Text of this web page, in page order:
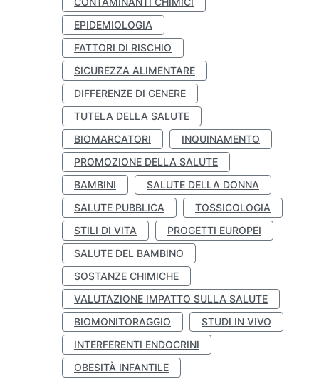
EPIDEMIOLOGIA
FATTORI DI RISCHIO
SICUREZZA ALIMENTARE
DIFFERENZE DI GENERE
TUTELA DELLA SALUTE
BIOMARCATORI
INQUINAMENTO
PROMOZIONE DELLA SALUTE
BAMBINI
SALUTE DELLA DONNA
SALUTE PUBBLICA
TOSSICOLOGIA
STILI DI VITA
PROGETTI EUROPEI
SALUTE DEL BAMBINO
SOSTANZE CHIMICHE
VALUTAZIONE IMPATTO SULLA SALUTE
BIOMONITORAGGIO
STUDI IN VIVO
INTERFERENTI ENDOCRINI
OBESITÀ INFANTILE